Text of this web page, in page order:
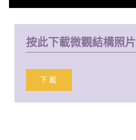
按此下載微觀結構照片
下載